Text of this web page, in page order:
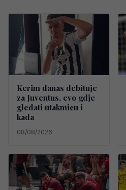
Kerim danas debituje
za Juventus, evo gdje
gledati utakmicu i
kada
08/08/2026